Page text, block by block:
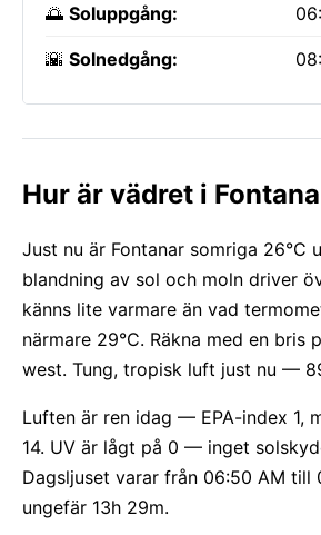
🌅 Soluppgång:
🌇 Solnedgång:
Hur är vädret i
Just nu är Fontanar somriga 26°C
blandning av sol och moln driver
känns lite varmare än vad
närmare 29°C. Räkna med en bris
west. Tung, tropisk luft just nu —
Luften är ren idag — EPA-index 1,
14. UV är lågt på 0 — inget
Dagsljuset varar från 06:50 AM till
ungefär 13h 29m.